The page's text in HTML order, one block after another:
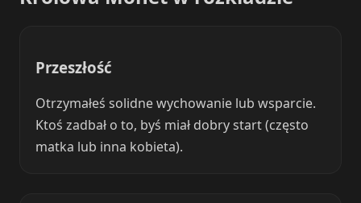
Przeszłość
Otrzymałeś solidne wychowanie lub wsparcie.
Ktoś zadbał o to, byś miał dobry start (często
matka lub inna kobieta).